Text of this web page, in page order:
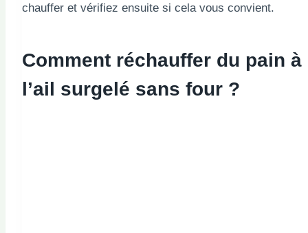
chauffer et vérifiez ensuite si cela vous convient.
Comment réchauffer du pain à
l’ail surgelé sans four ?